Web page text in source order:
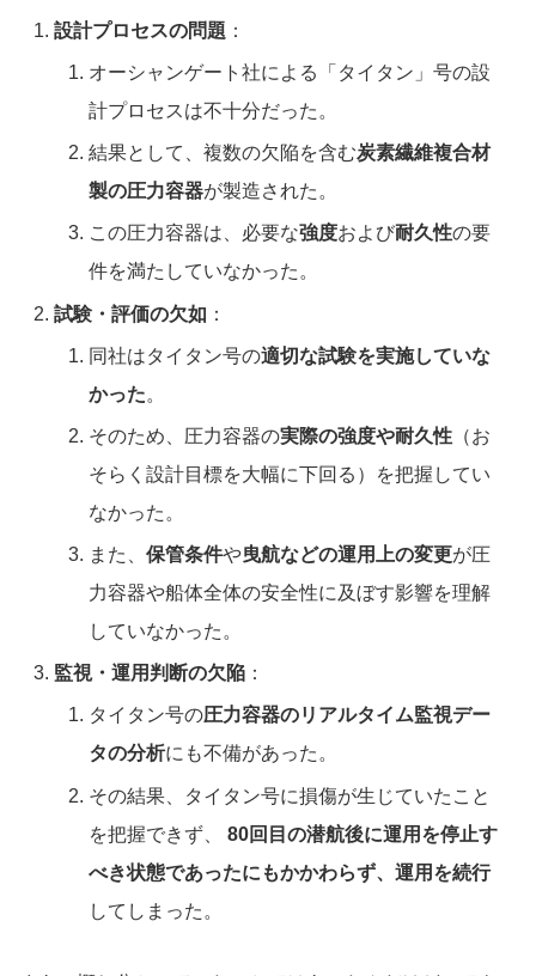
設計プロセスの問題 ：
オーシャンゲート社による「タイタン」号の設
計プロセスは不十分だった。
結果として、複数の欠陥を含む炭素繊維複合材
製の圧力容器が製造された。
この圧力容器は、必要な強度および耐久性の要
件を満たしていなかった。
試験・評価の欠如 ：
同社はタイタン号の適切な試験を実施していな
かった。
そのため、圧力容器の実際の強度や耐久性 （お
そらく設計目標を大幅に下回る）を把握してい
なかった。
また、保管条件や曳航などの運用上の変更が圧
力容器や船体全体の安全性に及ぼす影響を理解
していなかった。
監視・運用判断の欠陥 ：
タイタン号の圧力容器のリアルタイム監視デー
タの分析にも不備があった。
その結果、タイタン号に損傷が生じていたこと
を把握できず、80回目の潜航後に運用を停止す
べき状態であったにもかかわらず、運用を続行
してしまった。